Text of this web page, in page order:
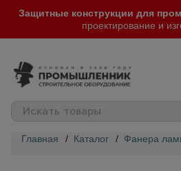
Защитные конструкции для
проектирование и
Главная / Каталог / Фанера